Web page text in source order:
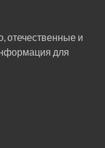
отечественные и
для